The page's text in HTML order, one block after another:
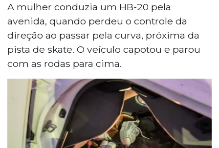
A mulher conduzia um HB-20 pela
avenida, quando perdeu o controle da
direção ao passar pela curva, próxima da
pista de skate. O veículo capotou e parou
com as rodas para cima.